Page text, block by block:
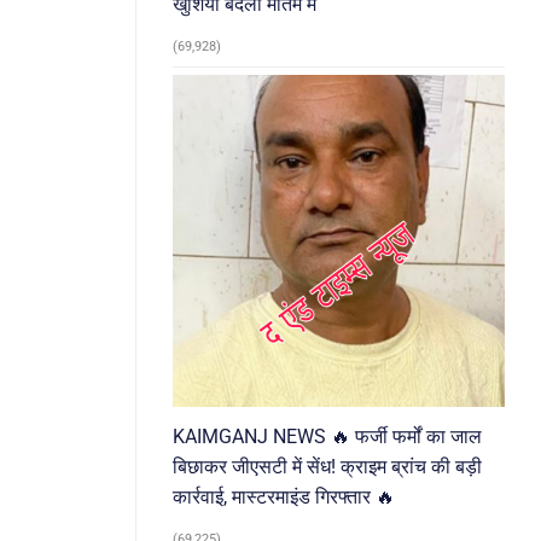
(69,928)
KAIMGANJ NEWS 🔥 फर्जी फर्मों का जाल
बिछाकर जीएसटी में सेंध! क्राइम ब्रांच की बड़ी
कार्रवाई, मास्टरमाइंड गिरफ्तार 🔥